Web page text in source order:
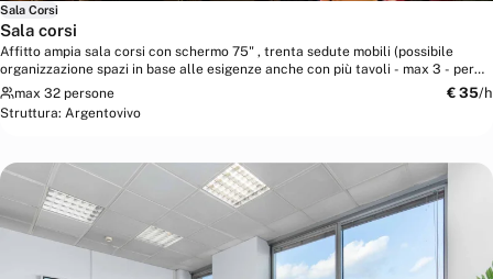
Sala Corsi
Sala corsi
Affitto ampia sala corsi con schermo 75" , trenta sedute mobili (possibile
organizzazione spazi in base alle esigenze anche con più tavoli - max 3 - per
otto...
max 32 persone € 35/h
Struttura: Argentovivo